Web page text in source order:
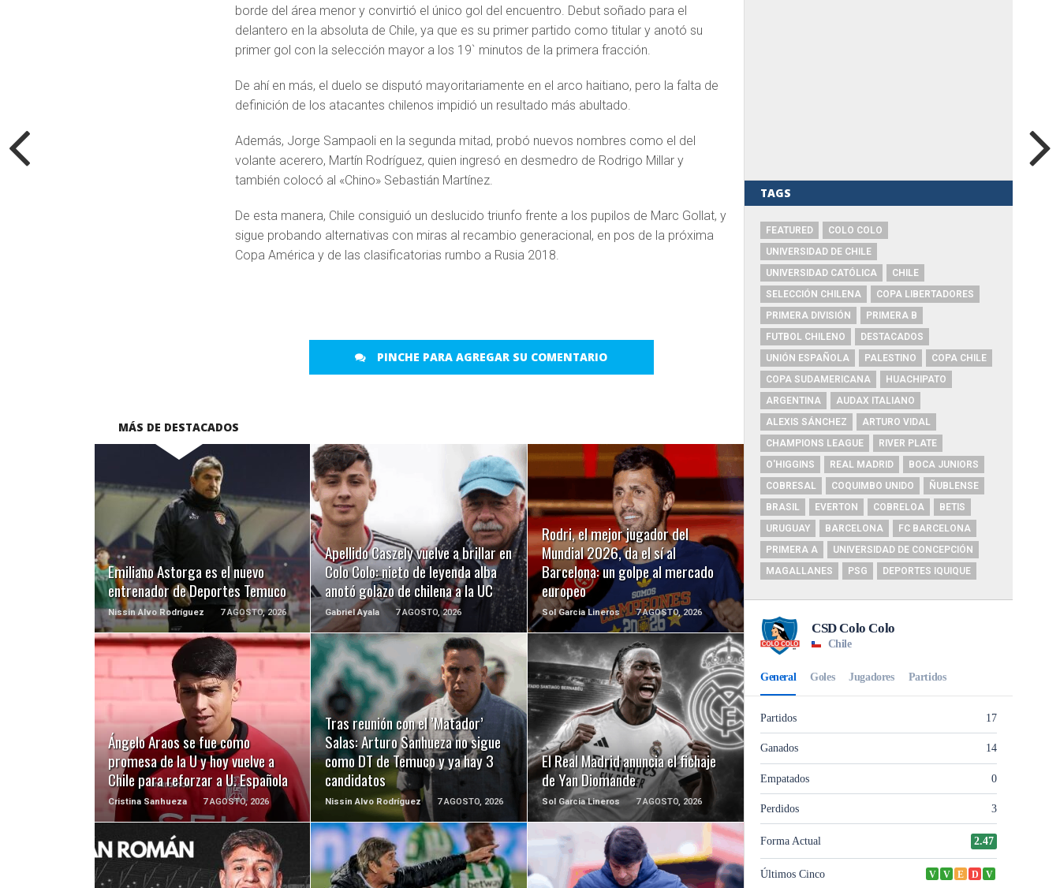
borde del área menor y convirtió el único gol del encuentro. Debut soñado para el
delantero en la absoluta de Chile, ya que es su primer partido como titular y anotó su
primer gol con la selección mayor a los 19` minutos de la primera fracción.
De ahí en más, el duelo se disputó mayoritariamente en el arco haitiano, pero la falta de
definición de los atacantes chilenos impidió un resultado más abultado.
Además, Jorge Sampaoli en la segunda mitad, probó nuevos nombres como el del
volante acerero, Martín Rodríguez, quien ingresó en desmedro de Rodrigo Millar y
también colocó al «Chino» Sebastián Martínez.
De esta manera, Chile consiguió un deslucido triunfo frente a los pupilos de Marc Gollat, y
sigue probando alternativas con miras al recambio generacional, en pos de la próxima
Copa América y de las clasificatorias rumbo a Rusia 2018.
PINCHE PARA AGREGAR SU COMENTARIO
MÁS DE DESTACADOS
Emiliano Astorga es el nuevo
entrenador de Deportes Temuco
Nissin Alvo Rodríguez 7 AGOSTO, 2026
LEER MÁS
Apellido Caszely vuelve a brillar en
Colo Colo: nieto de leyenda alba
anotó golazo de chilena a la UC
Gabriel Ayala 7 AGOSTO, 2026
LEER MÁS
Rodri, el mejor jugador del
Mundial 2026, da el sí al
Barcelona: un golpe al mercado
europeo
Sol Garcia Lineros 7 AGOSTO, 2026
LEER MÁS
Ángelo Araos se fue como
promesa de la U y hoy vuelve a
Chile para reforzar a U. Española
Cristina Sanhueza 7 AGOSTO, 2026
LEER MÁS
Tras reunión con el ’Matador’
Salas: Arturo Sanhueza no sigue
como DT de Temuco y ya hay 3
candidatos
Nissin Alvo Rodríguez 7 AGOSTO, 2026
LEER MÁS
El Real Madrid anuncia el fichaje
de Yan Diomande
Sol Garcia Lineros 7 AGOSTO, 2026
LEER MÁS
TAGS
FEATURED
COLO COLO
UNIVERSIDAD DE CHILE
UNIVERSIDAD CATÓLICA
CHILE
SELECCIÓN CHILENA
COPA LIBERTADORES
PRIMERA DIVISIÓN
PRIMERA B
FUTBOL CHILENO
DESTACADOS
UNIÓN ESPAÑOLA
PALESTINO
COPA CHILE
COPA SUDAMERICANA
HUACHIPATO
ARGENTINA
AUDAX ITALIANO
ALEXIS SÁNCHEZ
ARTURO VIDAL
CHAMPIONS LEAGUE
RIVER PLATE
O'HIGGINS
REAL MADRID
BOCA JUNIORS
COBRESAL
COQUIMBO UNIDO
ÑUBLENSE
BRASIL
EVERTON COBRELOA
BETIS
URUGUAY
BARCELONA
FC BARCELONA
PRIMERA A
UNIVERSIDAD DE CONCEPCIÓN
MAGALLANES
PSG DEPORTES IQUIQUE